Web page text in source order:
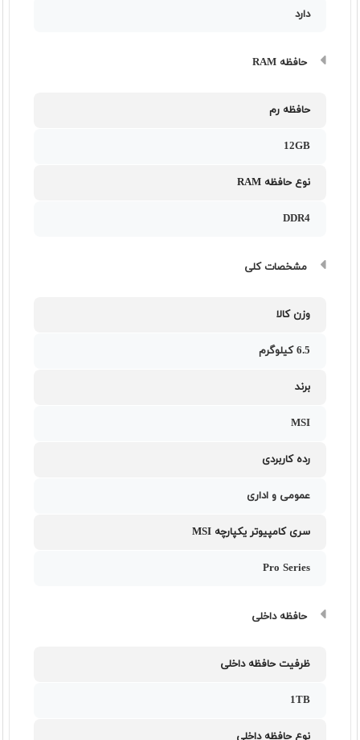
دارد
حافظه RAM
حافظه رم
12GB
نوع حافظه RAM
DDR4
مشخصات کلی
وزن کالا
6.5 کیلوگرم
برند
MSI
رده کاربردی
عمومی و اداری
سری کامپیوتر یکپارچه MSI
Pro Series
حافظه داخلی
ظرفیت حافظه داخلی
1TB
نوع حافظه داخلی